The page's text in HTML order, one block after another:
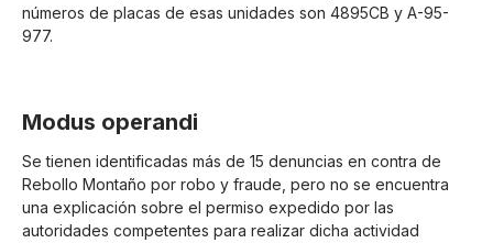
números de placas de esas unidades son 4895CB y A-95-
977.
Modus operandi
Se tienen identificadas más de 15 denuncias en contra de
Rebollo Montaño por robo y fraude, pero no se encuentra
una explicación sobre el permiso expedido por las
autoridades competentes para realizar dicha actividad